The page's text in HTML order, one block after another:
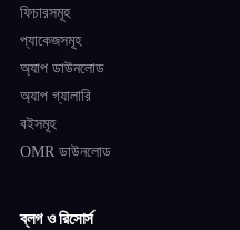
ফিচারসমূহ
প্যাকেজসমূহ
অ্যাপ ডাউনলোড
অ্যাপ গ্যালারি
বইসমূহ
OMR ডাউনলোড
ব্লগ ও রিসোর্স